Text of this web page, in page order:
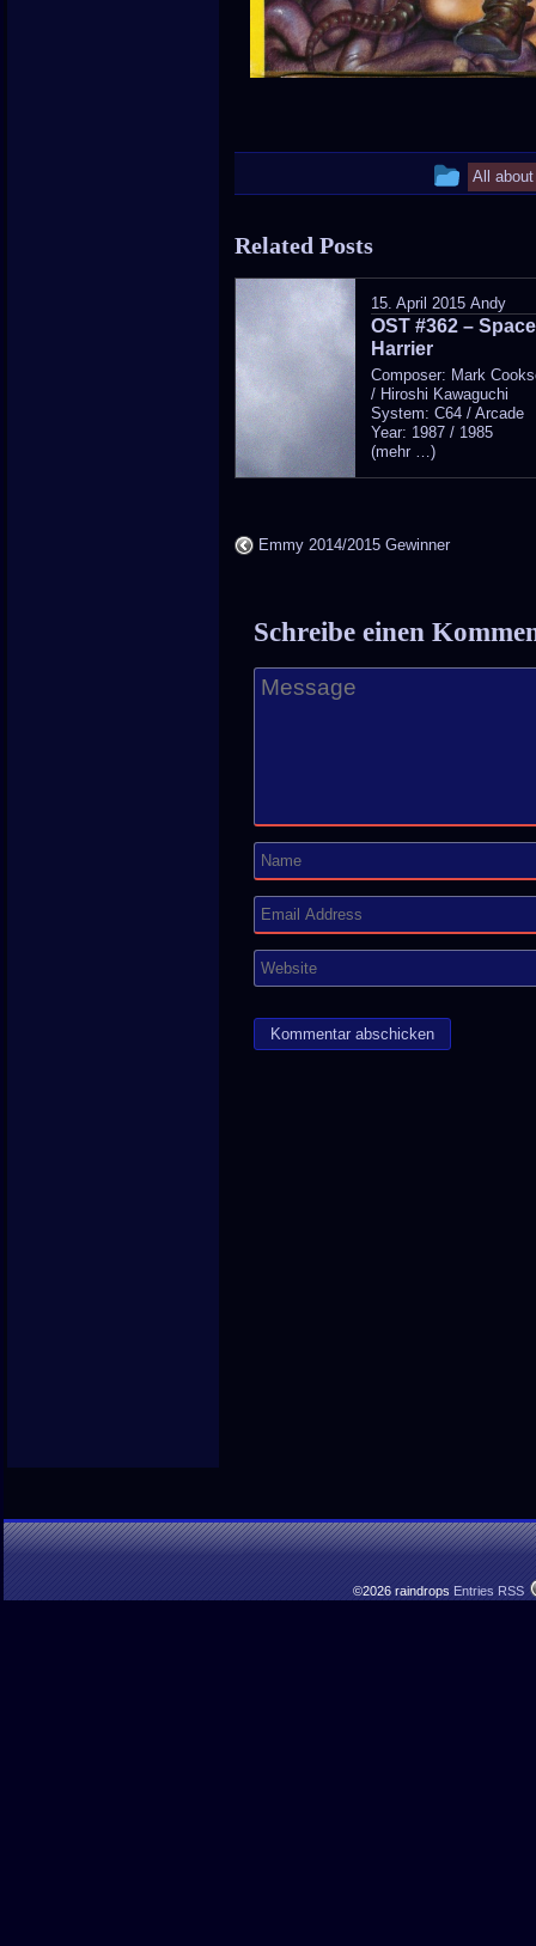
This
in
All
Related Posts
15. April 2015 Andy
OST #362 – Space
Harrier
Composer: Mark
/ Hiroshi Kawaguchi
System: C64 / Arcade
Year: 1987 / 1985
(mehr …)
Emmy 2014/2015 Gewinner
Schreibe einen
©2026 raindrops Entries RSS